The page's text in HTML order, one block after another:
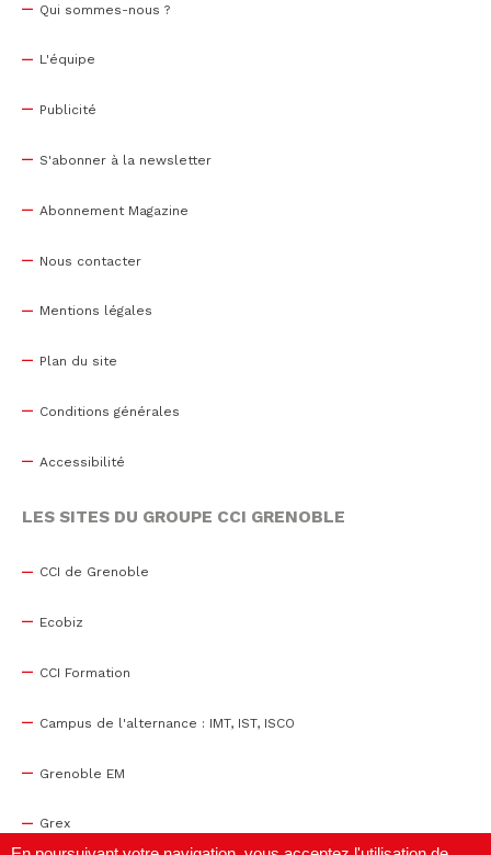
Qui sommes-nous ?
L'équipe
Publicité
S'abonner à la newsletter
Abonnement Magazine
Nous contacter
Mentions légales
Plan du site
Conditions générales
Accessibilité
LES SITES DU GROUPE CCI GRENOBLE
CCI de Grenoble
Ecobiz
CCI Formation
Campus de l'alternance : IMT, IST, ISCO
Grenoble EM
Grex